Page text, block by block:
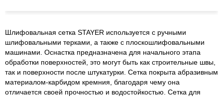
Шлифовальная сетка STAYER используется с ручными
шлифовальными терками, а также с плоскошлифовальными
машинами. Оснастка предназначена для начального этапа
обработки поверхностей, это могут быть как строительные швы,
так и поверхности после штукатурки. Сетка покрыта абразивным
материалом-карбидом кремния, благодаря чему она
отличается своей прочностью и водостойкостью. Сетка для